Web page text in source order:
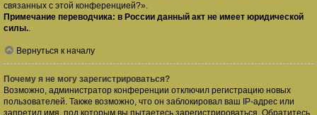
связанных с этой конференцией?».
Примечание переводчика: в России данный акт не имеет юридической
силы..
Вернуться к началу
Почему я не могу зарегистрироваться?
Возможно, администратор конференции отключил регистрацию новых
пользователей. Также возможно, что он заблокировал ваш IP-адрес или
запретил имя, под которым вы пытаетесь зарегистрироваться. Обратитесь